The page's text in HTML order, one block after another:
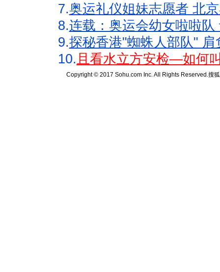
7.奥运礼仪姐妹志愿者 北
8.连载：奥运会幼女啦啦
9.探秘香港"蜘蛛人部队"
10.且看水立方安检—如何
Copyright © 2017 Sohu.com Inc. All Rights Reserved.搜